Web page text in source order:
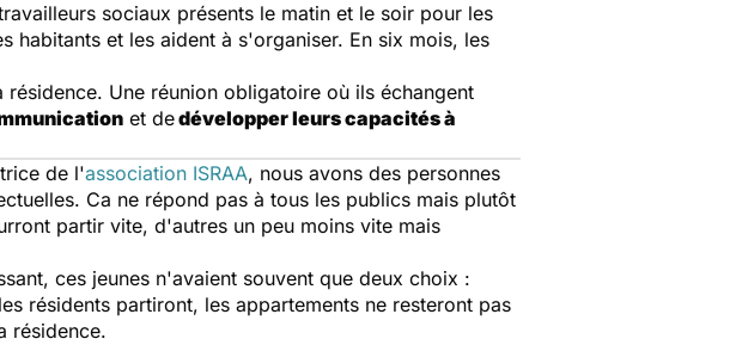
sociaux présents le matin et le soir pour les
habitants et les aident à s'organiser. En six mois, les
Une réunion obligatoire où ils échangent
et dedévelopper leurs capacités à
de l'association ISRAA, nous avons des personnes
Ca ne répond pas à tous les publics mais plutôt
partir vite, d'autres un peu moins vite mais
ces jeunes n'avaient souvent que deux choix :
résidents partiront, les appartements ne resteront pas
résidence.